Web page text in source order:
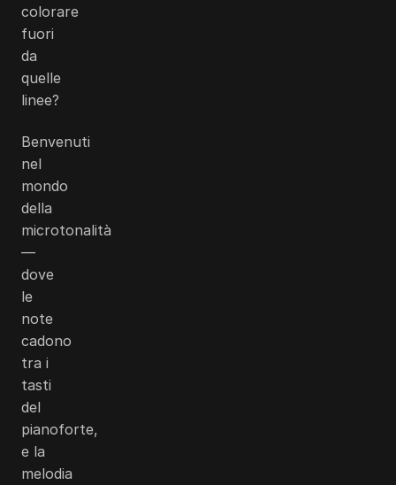
colorare
fuori
da
quelle
linee?
Benvenuti
nel
mondo
della
microtonalità
—
dove
le
note
cadono
tra i
tasti
del
pianoforte,
e la
melodia